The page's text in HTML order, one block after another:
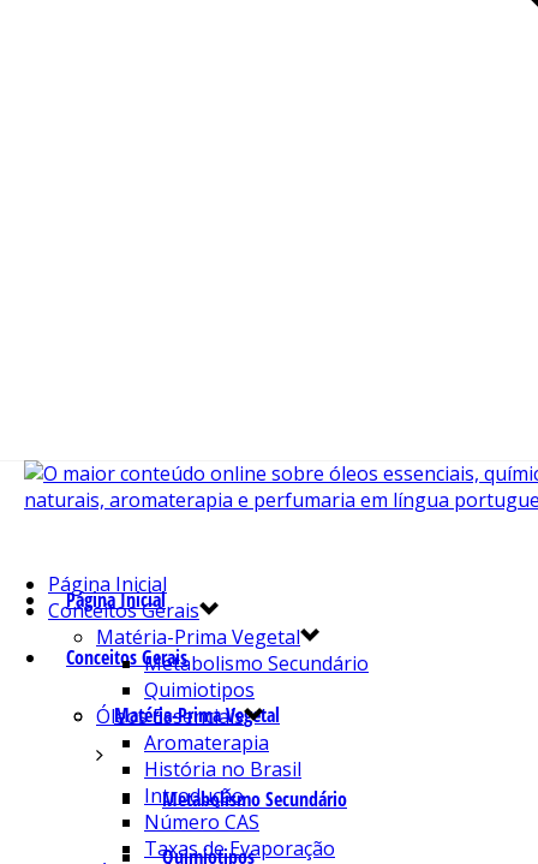
Página Inicial
Conceitos Gerais
Matéria-Prima Vegetal
Metabolismo Secundário
Quimiotipos
Página Inicial
Conceitos Gerais
Matéria-Prima Vegetal
Metabolismo Secundário
Quimiotipos
Óleos Essenciais
Aromaterapia
História no Brasil
Introdução
Número CAS
Taxas de Evaporação